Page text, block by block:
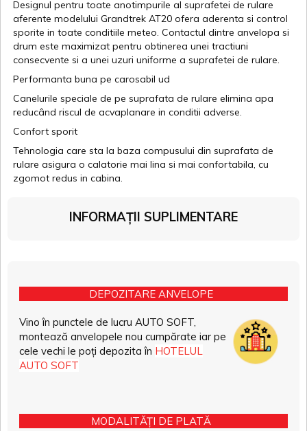
Designul pentru toate anotimpurile al suprafetei de rulare
aferente modelului Grandtrek AT20 ofera aderenta si control
sporite in toate conditiile meteo. Contactul dintre anvelopa si
drum este maximizat pentru obtinerea unei tractiuni
consecvente si a unei uzuri uniforme a suprafetei de rulare.
Performanta buna pe carosabil ud
Canelurile speciale de pe suprafata de rulare elimina apa
reducând riscul de acvaplanare in conditii adverse.
Confort sporit
Tehnologia care sta la baza compusului din suprafata de
rulare asigura o calatorie mai lina si mai confortabila, cu
zgomot redus in cabina.
INFORMAȚII SUPLIMENTARE
DEPOZITARE ANVELOPE
Vino în punctele de lucru AUTO SOFT,
montează anvelopele nou cumpărate iar pe
cele vechi le poți depozita în HOTELUL
AUTO SOFT
MODALITĂȚI DE PLATĂ